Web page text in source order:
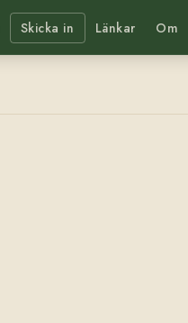
Skicka in Länkar Om